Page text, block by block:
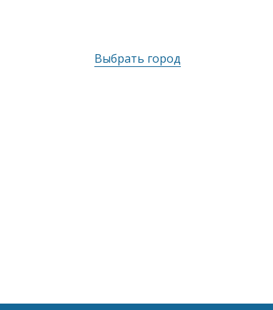
Выбрать город